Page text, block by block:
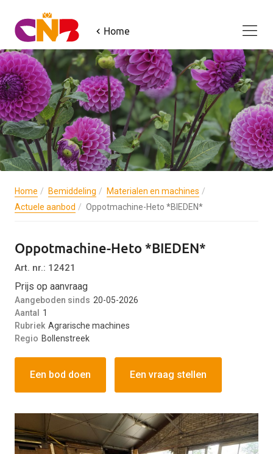
Home
Home Bemiddeling
Materialen en machines
Actuele aanbod
Oppotmachine-Heto *BIEDEN*
Oppotmachine-Heto *BIEDEN*
Art. nr.: 12421
Prijs op aanvraag
Aangeboden sinds 20-05-2026
Aantal
1
Rubriek Agrarische machines
Regio Bollenstreek
Een bod doen Een vraag stellen